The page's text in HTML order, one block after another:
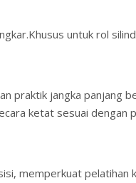
untuk rol
praktik jangka panjang
ketat sesuai dengan
memperkuat pelatihan